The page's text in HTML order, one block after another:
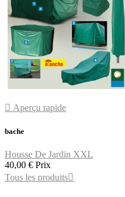
 Aperçu rapide
bache
Housse De Jardin XXL
40,00 € Prix
Tous les produits